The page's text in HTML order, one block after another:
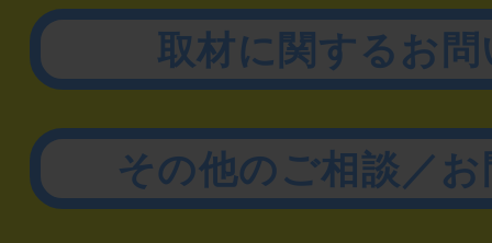
取材に関するお
その他のご相談／